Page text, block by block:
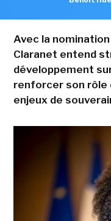
Avec la
Claranet entend
développement
renforcer son rôle
enjeux de